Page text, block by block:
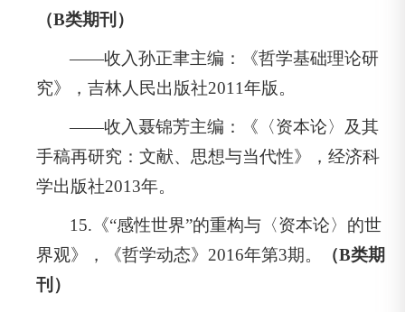
（B类期刊）
——收入孙正聿主编：《哲学基础理论研
究》，吉林人民出版社2011年版。
——收入聂锦芳主编：《〈资本论〉及其
手稿再研究：文献、思想与当代性》，经济科
学出版社2013年。
15.《“感性世界”的重构与〈资本论〉的世
界观》，《哲学动态》2016年第3期。
（B类期
刊）